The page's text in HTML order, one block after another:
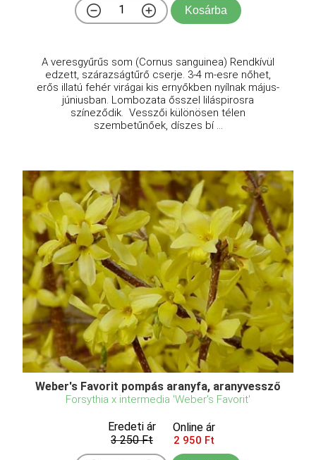
Kosárba
A veresgyűrűs som (Cornus sanguinea) Rendkívül
edzett, szárazságtűrő cserje. 3-4 m-esre nőhet,
erős illatú fehér virágai kis ernyőkben nyílnak május-
júniusban. Lombozata ősszel liláspirosra
színeződik. Vesszői különösen télen
szembetűnőek, díszes bí ...
Weber's Favorit pompás aranyfa, aranyvessző
Forsythia x intermedia 'Weber's Favorit'
Eredeti ár
3 250 Ft
Online ár
2 950 Ft